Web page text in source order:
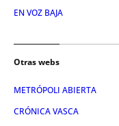
EN VOZ BAJA
Otras webs
METRÓPOLI ABIERTA
CRÓNICA VASCA